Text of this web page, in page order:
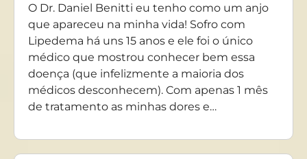
O Dr. Daniel Benitti eu tenho como um anjo
que apareceu na minha vida! Sofro com
Lipedema há uns 15 anos e ele foi o único
médico que mostrou conhecer bem essa
doença (que infelizmente a maioria dos
médicos desconhecem). Com apenas 1 mês
de tratamento as minhas dores e…